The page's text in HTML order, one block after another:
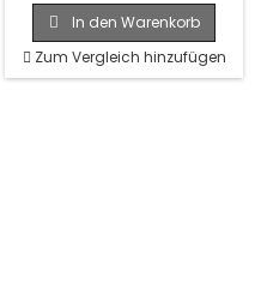
In den Warenkorb
Zum Vergleich hinzufügen